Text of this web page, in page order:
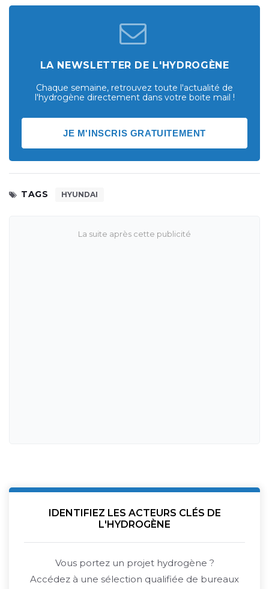
LA NEWSLETTER DE L'HYDROGÈNE
Chaque semaine, retrouvez toute l'actualité de
l'hydrogène directement dans votre boite mail !
JE M'INSCRIS GRATUITEMENT
TAGS HYUNDAI
IDENTIFIEZ LES ACTEURS CLÉS DE
L'HYDROGÈNE
Vous portez un projet hydrogène ?
Accédez à une sélection qualifiée de bureaux